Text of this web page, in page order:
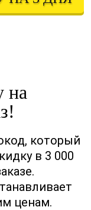
свое совершеннолетие,
на
который
в 3 000
ценам.